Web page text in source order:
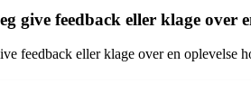
give feedback eller klage over
feedback eller klage over en oplevelse